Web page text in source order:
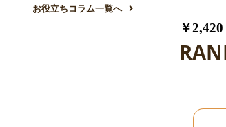
￥2,420
お役立ちコラム一覧へ